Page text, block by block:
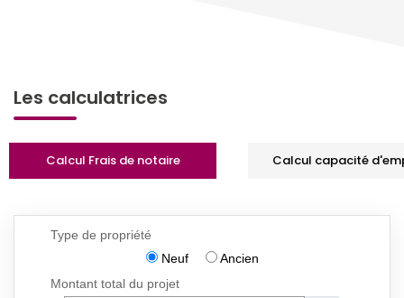
Les calculatrices
Calcul Frais de notaire Calcul capacité